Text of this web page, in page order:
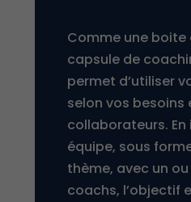
Comme une boite
capsule de
permet d’utiliser
selon vos besoins
collaborateurs. En
équipe, sous
thème, avec un
coachs, l’objectif